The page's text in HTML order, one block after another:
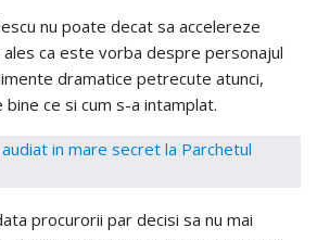
nu poate decat sa accelereze
ca este vorba despre personajul
dramatice petrecute atunci,
ce si cum s-a intamplat.
procurorii par decisi sa nu mai